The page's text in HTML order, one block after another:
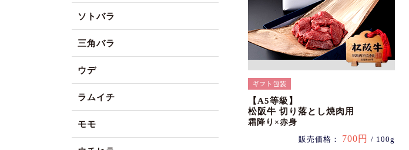
【A5等級】
松阪牛 切り落とし焼肉用
霜降り×赤身
販売価格： 700円 / 100g
ソトバラ
三角バラ
ウデ
ラムイチ
モモ